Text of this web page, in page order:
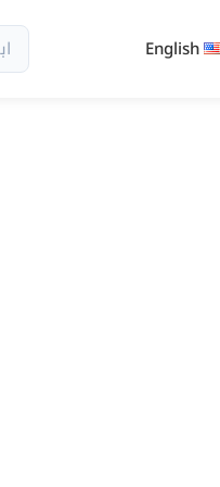
English